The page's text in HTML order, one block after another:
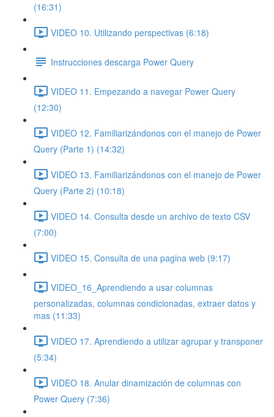
(16:31)
VIDEO 10. Utilizando perspectivas (6:18)
Instrucciones descarga Power Query
VIDEO 11. Empezando a navegar Power Query
(12:30)
VIDEO 12. Familiarizándonos con el manejo de Power
Query (Parte 1) (14:32)
VIDEO 13. Familiarizándonos con el manejo de Power
Query (Parte 2) (10:18)
VIDEO 14. Consulta desde un archivo de texto CSV
(7:00)
VIDEO 15. Consulta de una pagina web (9:17)
VIDEO_16_Aprendiendo a usar columnas
personalizadas, columnas condicionadas, extraer datos y
mas (11:33)
VIDEO 17. Aprendiendo a utilizar agrupar y transponer
(5:34)
VIDEO 18. Anular dinamización de columnas con
Power Query (7:36)